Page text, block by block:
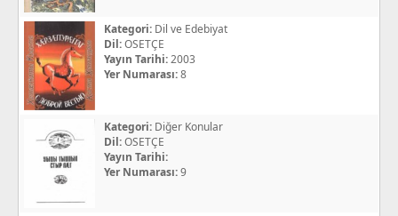
Kategori: Dil ve Edebiyat
Dil:OSETÇE
Yayın Tarihi:2003
Yer Numarası:8
Kategori: Diğer Konular
Dil:OSETÇE
Yayın Tarihi:
Yer Numarası:9